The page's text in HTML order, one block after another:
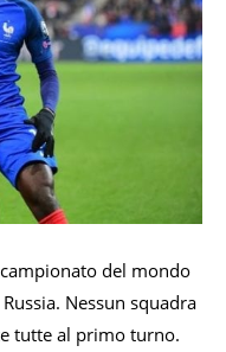
del mondo
Nessun squadra
tutte al primo turno.